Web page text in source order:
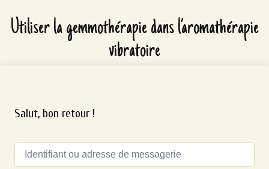
Utiliser la gemmothérapie dans l’aromathérapie
vibratoire
Salut, bon retour !